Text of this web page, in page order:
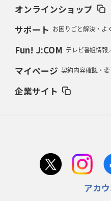
37年女子W杯招致への課題と期待
2026年2月12日(木)更新
2026年2月5日(木)更新
占い方
首位スピアーズ、充実の攻撃力 「
オンラインショップ
サポート お困りごと解決・よ
Fun! J:COM テレビ番組情報
マイページ 契約内容確認・
企業サイト
アカ